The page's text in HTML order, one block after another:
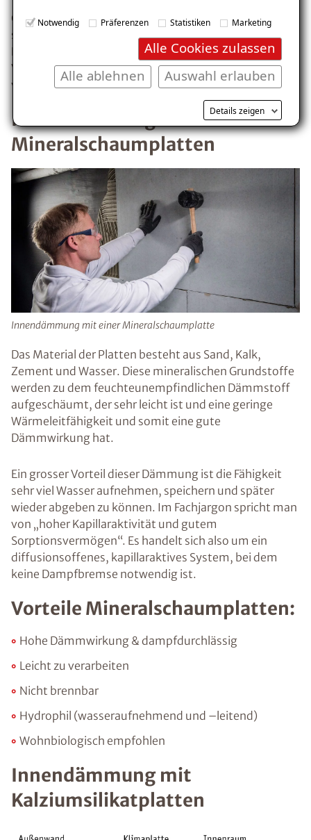
Notwendig Präferenzen Statistiken Marketing
Alle Cookies zulassen
Auswahl erlauben
Alle ablehnen
Details zeigen
Glas- und Steinwolle müssen immer mit einer
sogenannten Dampfbremsfolie geschützt werden.
Dies ist nur mit fachgerechter und genauer
Verarbeitung vorzunehmen, da die Folie absolut dicht
verlegt werden muss.
Innendämmung mit
Mineralschaumplatten
Innendämmung mit einer Mineralschaumplatte
Das Material der Platten besteht aus Sand, Kalk,
Zement und Wasser. Diese mineralischen Grundstoffe
werden zu dem feuchteunempfindlichen Dämmstoff
aufgeschäumt, der sehr leicht ist und eine geringe
Wärmeleitfähigkeit und somit eine gute
Dämmwirkung hat.
Ein grosser Vorteil dieser Dämmung ist die Fähigkeit
sehr viel Wasser aufnehmen, speichern und später
wieder abgeben zu können. Im Fachjargon spricht man
von „hoher Kapillaraktivität und gutem
Sorptionsvermögen“. Es handelt sich also um ein
diffusionsoffenes, kapillaraktives System, bei dem
keine Dampfbremse notwendig ist.
Vorteile Mineralschaumplatten:
Hohe Dämmwirkung & dampfdurchlässig
Leicht zu verarbeiten
Nicht brennbar
Hydrophil (wasseraufnehmend und –leitend)
Wohnbiologisch empfohlen
Innendämmung mit
Kalziumsilikatplatten